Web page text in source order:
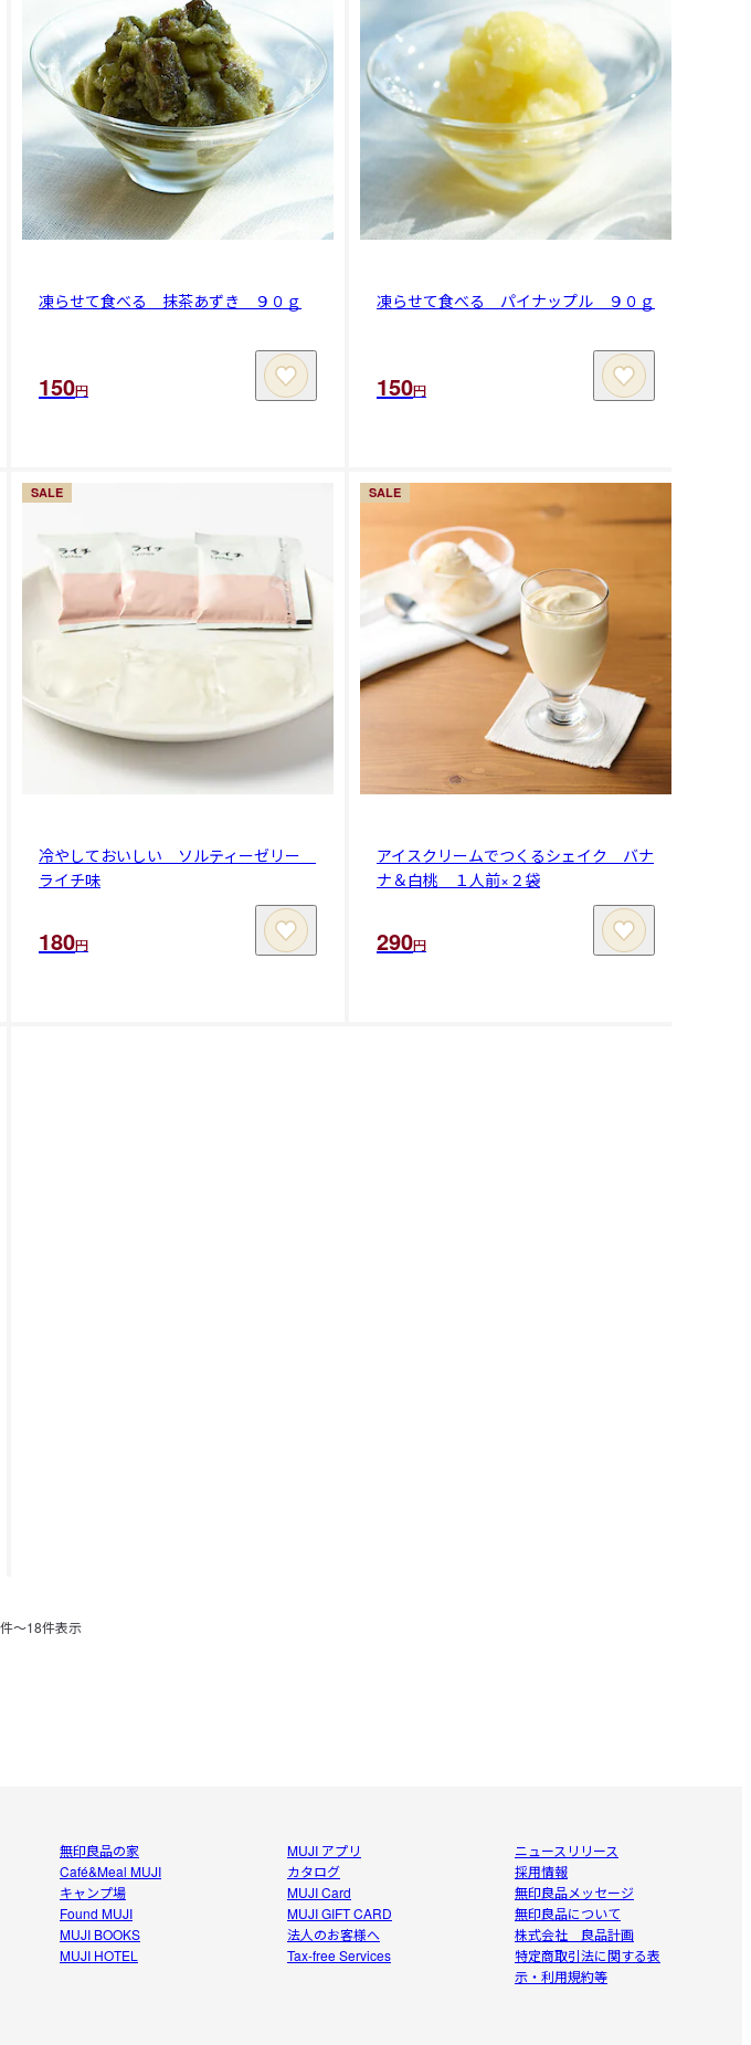
凍らせて食べる 抹茶あずき ９０ｇ
150円
凍らせて食べる パイナップル ９０ｇ
150円
冷やしておいしい ソルティーゼリー
ライチ味
SALE
180円
アイスクリームでつくるシェイク バナ
ナ＆白桃 １人前×２袋
SALE
290円
件〜18件表示
無印良品の家
Café&Meal MUJI
キャンプ場
Found MUJI
MUJI BOOKS
MUJI HOTEL
MUJI アプリ
カタログ
MUJI Card
MUJI GIFT CARD
法人のお客様へ
Tax-free Services
ニュースリリース
採用情報
無印良品メッセージ
無印良品について
株式会社 良品計画
特定商取引法に関する表
示・利用規約等